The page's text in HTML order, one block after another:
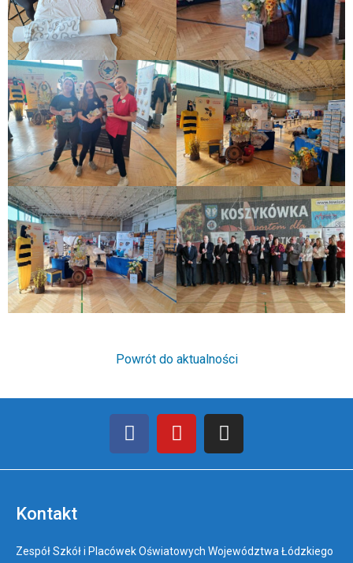
Powrót do aktualności
Kontakt
Zespół Szkół i Placówek Oświatowych Województwa Łódzkiego